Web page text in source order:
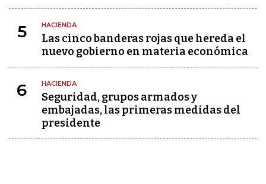
5 HACIENDA
Las cinco banderas rojas que hereda el
nuevo gobierno en materia económica
6 HACIENDA
Seguridad, grupos armados y
embajadas, las primeras medidas del
presidente